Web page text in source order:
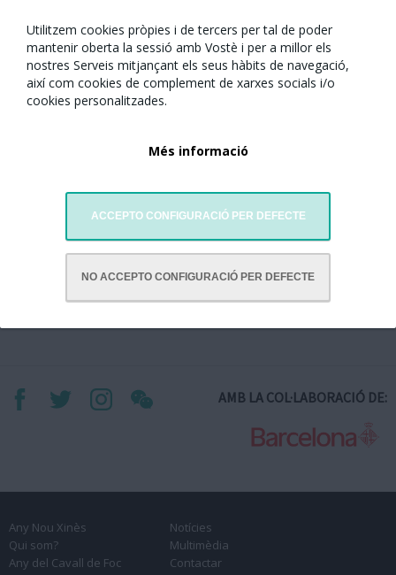
Utilitzem cookies pròpies i de tercers per tal de poder
mantenir oberta la sessió amb Vostè i per a millor els
nostres Serveis mitjançant els seus hàbits de navegació,
així com cookies de complement de xarxes socials i/o
cookies personalitzades.
Més informació
ACCEPTO CONFIGURACIÓ PER DEFECTE
NO ACCEPTO CONFIGURACIÓ PER DEFECTE
juntament amb:
AMB LA COL·LABORACIÓ DE:
Any Nou Xinès
Qui som?
Any del Cavall de Foc
Notícies
Multimèdia
Contactar